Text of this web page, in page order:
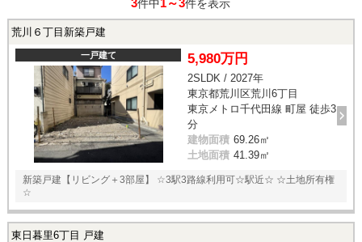
3件中1～3件を表示
荒川６丁目新築戸建
一戸建て 5,980万円
2SLDK / 2027年
東京都荒川区荒川6丁目
東京メトロ千代田線 町屋 徒歩3
分
建物面積 69.26㎡
土地面積 41.39㎡
新築戸建【リビング＋3部屋】 ☆3駅3路線利用可☆駅近☆ ☆土地所有権
☆
東日暮里6丁目 戸建